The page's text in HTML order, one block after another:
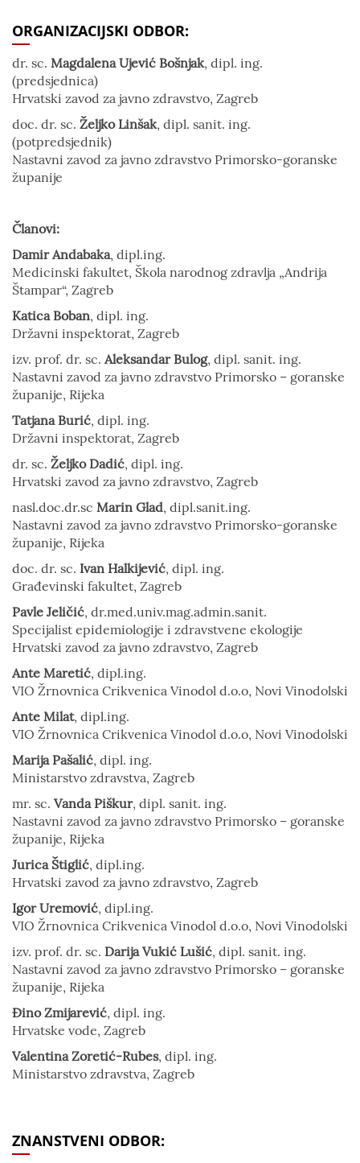
ORGANIZACIJSKI ODBOR:
dr. sc. Magdalena Ujević Bošnjak, dipl. ing.
(predsjednica)
Hrvatski zavod za javno zdravstvo, Zagreb
doc. dr. sc. Željko Linšak, dipl. sanit. ing.
(potpredsjednik)
Nastavni zavod za javno zdravstvo Primorsko-goranske
županije
Članovi:
Damir Andabaka, dipl.ing.
Medicinski fakultet, Škola narodnog zdravlja „Andrija
Štampar“, Zagreb
Katica Boban, dipl. ing.
Državni inspektorat, Zagreb
izv. prof. dr. sc. Aleksandar Bulog, dipl. sanit. ing.
Nastavni zavod za javno zdravstvo Primorsko – goranske
županije, Rijeka
Tatjana Burić, dipl. ing.
Državni inspektorat, Zagreb
dr. sc. Željko Dadić, dipl. ing.
Hrvatski zavod za javno zdravstvo, Zagreb
nasl.doc.dr.sc Marin Glad, dipl.sanit.ing.
Nastavni zavod za javno zdravstvo Primorsko-goranske
županije, Rijeka
doc. dr. sc. Ivan Halkijević, dipl. ing.
Građevinski fakultet, Zagreb
Pavle Jeličić, dr.med.univ.mag.admin.sanit.
Specijalist epidemiologije i zdravstvene ekologije
Hrvatski zavod za javno zdravstvo, Zagreb
Ante Maretić, dipl.ing.
VIO Žrnovnica Crikvenica Vinodol d.o.o, Novi Vinodolski
Ante Milat, dipl.ing.
VIO Žrnovnica Crikvenica Vinodol d.o.o, Novi Vinodolski
Marija Pašalić, dipl. ing.
Ministarstvo zdravstva, Zagreb
mr. sc. Vanda Piškur, dipl. sanit. ing.
Nastavni zavod za javno zdravstvo Primorsko – goranske
županije, Rijeka
Jurica Štiglić, dipl.ing.
Hrvatski zavod za javno zdravstvo, Zagreb
Igor Uremović, dipl.ing.
VIO Žrnovnica Crikvenica Vinodol d.o.o, Novi Vinodolski
izv. prof. dr. sc. Darija Vukić Lušić, dipl. sanit. ing.
Nastavni zavod za javno zdravstvo Primorsko – goranske
županije, Rijeka
Đino Zmijarević, dipl. ing.
Hrvatske vode, Zagreb
Valentina Zoretić-Rubes, dipl. ing.
Ministarstvo zdravstva, Zagreb
ZNANSTVENI ODBOR: